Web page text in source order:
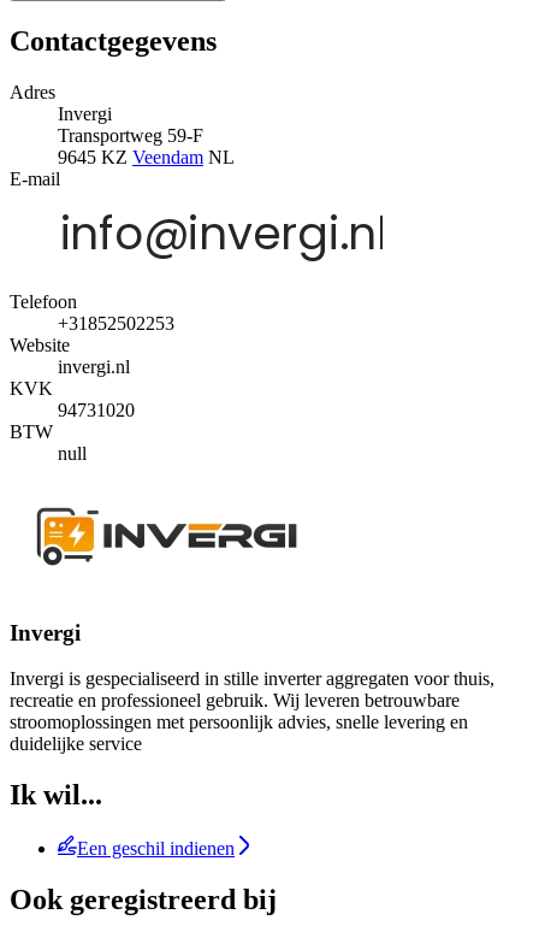
Contactgegevens
Adres
Invergi
Transportweg 59-F
9645 KZ Veendam NL
E-mail
Telefoon
+31852502253
Website
invergi.nl
KVK
94731020
BTW
null
Invergi
Invergi is gespecialiseerd in stille inverter aggregaten voor thuis,
recreatie en professioneel gebruik. Wij leveren betrouwbare
stroomoplossingen met persoonlijk advies, snelle levering en
duidelijke service
Ik wil...
Een geschil indienen
Ook geregistreerd bij